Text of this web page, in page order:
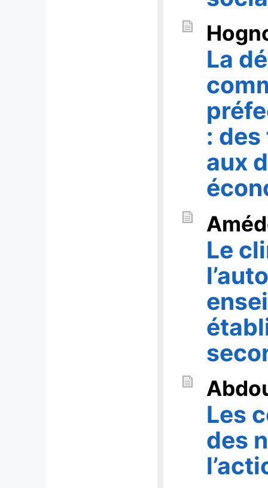
La
:
aux
Le
Les
des